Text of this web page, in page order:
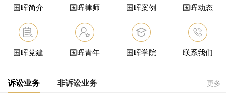
国晖简介 国晖律师 国晖案例 国晖动态
国晖党建 国晖青年 国晖学院 联系我们
更多
诉讼业务 非诉讼业务